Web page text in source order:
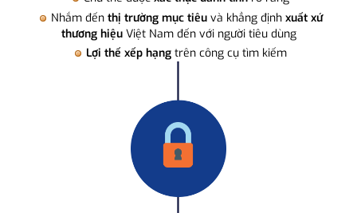
Nhắm đến thị trường mục tiêuvà khẳng định xuất xứ
thương hiệuViệt Nam đến với người tiêu dùng
Lợi thế xếp hạng trên công cụ tìm kiếm